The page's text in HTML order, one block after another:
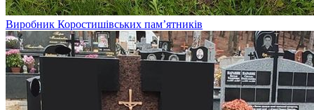
Виробник Коростишівських пам’ятників